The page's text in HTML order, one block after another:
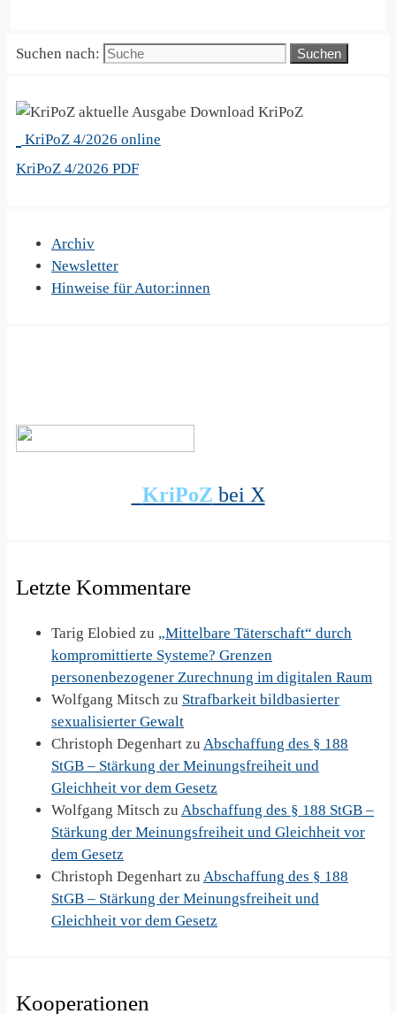
Suchen nach:
KriPoZ
KriPoZ 4/2026 online
KriPoZ 4/2026 PDF
Archiv
Newsletter
Hinweise für Autor:innen
KriPoZ bei X
Letzte Kommentare
Tarig Elobied zu „Mittelbare Täterschaft“ durch
kompromittierte Systeme? Grenzen
personenbezogener Zurechnung im digitalen Raum
Wolfgang Mitsch zu Strafbarkeit bildbasierter
sexualisierter Gewalt
Christoph Degenhart zu Abschaffung des § 188
StGB – Stärkung der Meinungsfreiheit und
Gleichheit vor dem Gesetz
Wolfgang Mitsch zu Abschaffung des § 188 StGB –
Stärkung der Meinungsfreiheit und Gleichheit vor
dem Gesetz
Christoph Degenhart zu Abschaffung des § 188
StGB – Stärkung der Meinungsfreiheit und
Gleichheit vor dem Gesetz
Kooperationen